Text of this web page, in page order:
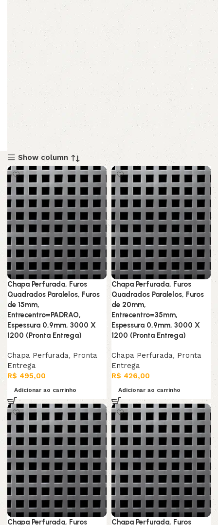
Show column
Chapa Perfurada, Furos
Quadrados Paralelos, Furos
de 15mm,
Entrecentro=PADRAO,
Espessura 0,9mm, 3000 X
1200 (Pronta Entrega)
Chapa Perfurada, Pronta
Entrega
R$ 495,00
Adicionar ao carrinho
Chapa Perfurada, Furos
Quadrados Paralelos, Furos
de 20mm,
Entrecentro=35mm,
Espessura 0,9mm, 3000 X
1200 (Pronta Entrega)
Chapa Perfurada, Pronta
Entrega
R$ 426,00
Adicionar ao carrinho
Chapa Perfurada, Furos Chapa Perfurada, Furos